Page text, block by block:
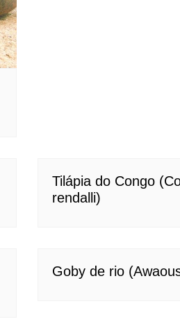
Tilápia do Congo
rendalli)
Goby de rio